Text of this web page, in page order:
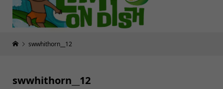
swwhithorn__12
swwhithorn__12